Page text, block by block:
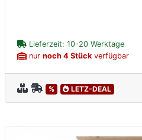
Lieferzeit: 10-20 Werktage
nur noch 4 Stückverfügbar
% LETZ-DEAL